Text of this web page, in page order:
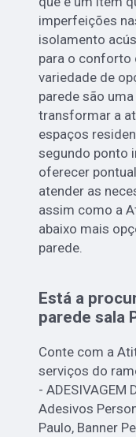
imperfeições
isolamento
para o conforto
variedade de
parede são
transformar a
espaços
segundo ponto
oferecer
atender as
assim como a
abaixo mais
parede.
Está a
parede sala
Conte com a
serviços do
- ADESIVAGEM
Adesivos
Paulo, Banner